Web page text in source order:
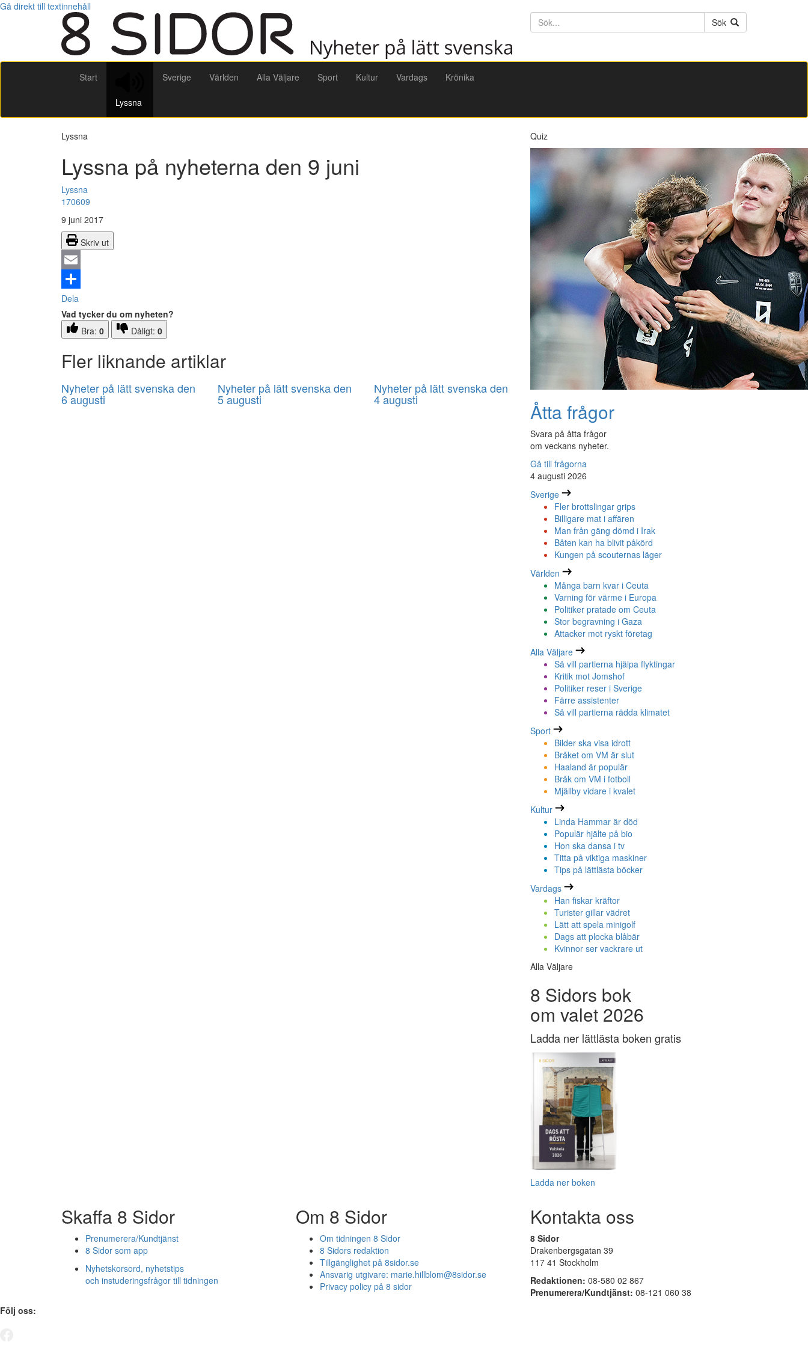
Gå direkt till textinnehåll
Söktext
Sök
Start
Lyssna
Sverige Världen Alla Väljare Sport Kultur Vardags Krönika
Lyssna
Lyssna på nyheterna den 9 juni
Lyssna
170609
9 juni 2017
Skriv ut
Email
Dela
Vad tycker du om nyheten?
Bra: 0 Dåligt: 0
Fler liknande artiklar
Nyheter på lätt svenska den
6 augusti
Nyheter på lätt svenska den
5 augusti
Nyheter på lätt svenska den
4 augusti
Quiz
Åtta frågor
Svara på åtta frågor
om veckans nyheter.
Gå till frågorna
4 augusti 2026
Sverige
Fler brottslingar grips
Billigare mat i affären
Man från gäng dömd i Irak
Båten kan ha blivit påkörd
Kungen på scouternas läger
Världen
Många barn kvar i Ceuta
Varning för värme i Europa
Politiker pratade om Ceuta
Stor begravning i Gaza
Attacker mot ryskt företag
Alla Väljare
Så vill partierna hjälpa flyktingar
Kritik mot Jomshof
Politiker reser i Sverige
Färre assistenter
Så vill partierna rädda klimatet
Sport
Bilder ska visa idrott
Bråket om VM är slut
Haaland är populär
Bråk om VM i fotboll
Mjällby vidare i kvalet
Kultur
Linda Hammar är död
Populär hjälte på bio
Hon ska dansa i tv
Titta på viktiga maskiner
Tips på lättlästa böcker
Vardags
Han fiskar kräftor
Turister gillar vädret
Lätt att spela minigolf
Dags att plocka blåbär
Kvinnor ser vackrare ut
Alla Väljare
8 Sidors bok
om valet 2026
Ladda ner lättlästa boken gratis
Ladda ner boken
Skaffa 8 Sidor
Prenumerera/Kundtjänst
8 Sidor som app
Nyhetskorsord, nyhetstips
och instuderingsfrågor till tidningen
Om 8 Sidor
Om tidningen 8 Sidor
8 Sidors redaktion
Tillgänglighet på 8sidor.se
Ansvarig utgivare: marie.hillblom@8sidor.se
Privacy policy på 8 sidor
Kontakta oss
8 Sidor
Drakenbergsgatan 39
117 41 Stockholm
Redaktionen: 08-580 02 867
Prenumerera/Kundtjänst: 08-121 060 38
Följ oss: